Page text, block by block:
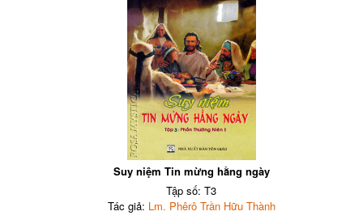
Suy niệm Tin mừng hằng ngày
Tập số: T3
Tác giả: Lm. Phêrô Trần Hữu Thành